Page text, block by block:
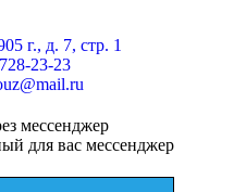
г., д. 7, стр. 1
23-23
мессенджер
для вас мессенджер